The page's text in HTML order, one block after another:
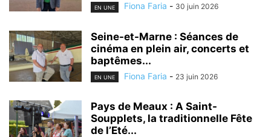
EN UNE Fiona Faria - 30 juin 2026
Seine-et-Marne : Séances de
cinéma en plein air, concerts et
baptêmes...
EN UNE Fiona Faria - 23 juin 2026
Pays de Meaux : A Saint-
Soupplets, la traditionnelle Fête
de l’Eté...